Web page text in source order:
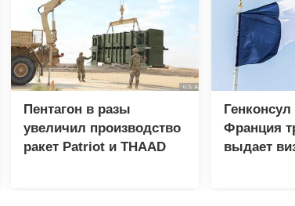
Пентагон в разы
увеличил производство
ракет Patriot и THAAD
Франция
выдает